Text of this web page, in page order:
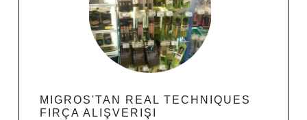
MIGROS'TAN REAL TECHNIQUES
FIRÇA ALIŞVERIŞI